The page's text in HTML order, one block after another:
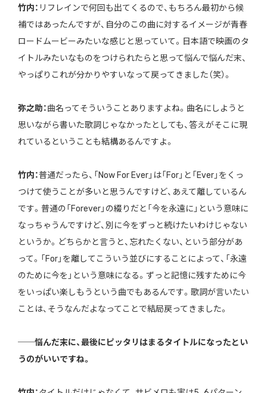
竹内： リフレインで何回も出てくるので、もちろん最初から候
補ではあったんですが、自分のこの曲に対するイメージが青春
ロードムービーみたいな感じと思っていて。日本語で映画のタ
イトルみたいなものをつけられたらと思って悩んで悩んだ末、
やっぱりこれが分かりやすいなって戻ってきました（笑）。
弥之助：曲名ってそういうことありますよね。曲名にしようと
思いながら書いた歌詞じゃなかったとしても、答えがそこに現
れているということも結構あるんですよ。
竹内：普通だったら、「Now For Ever」は「For」と「Ever」をくっ
つけて使うことが多いと思うんですけど、あえて離しているん
です。普通の「Forever」の綴りだと「今を永遠に」という意味に
なっちゃうんですけど、別に今をずっと続けたいわけじゃない
というか。どちらかと言うと、忘れたくない、という部分があ
って。「For」を離してこういう並びにすることによって、「永遠
のために今を」という意味になる。ずっと記憶に残すために今
をいっぱい楽しもうという曲でもあるんです。歌詞が言いたい
ことは、そうなんだよなってことで結局戻ってきました。
──悩んだ末に、最後にピッタリはまるタイトルになったとい
うのがいいですね。